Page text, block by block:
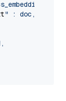
:
" : doc, "